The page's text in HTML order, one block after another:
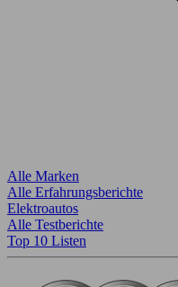
Alle Marken
Alle Erfahrungsberichte
Elektroautos
Alle Testberichte
Top 10 Listen